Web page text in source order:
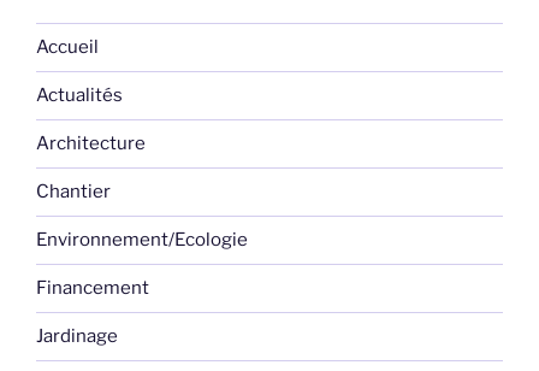
Accueil
Actualités
Architecture
Chantier
Environnement/Ecologie
Financement
Jardinage